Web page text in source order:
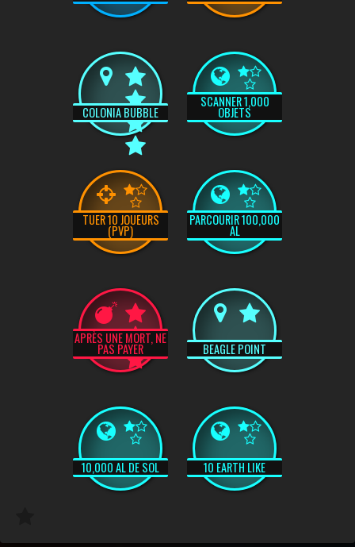
COLONIA BUBBLE
SCANNER 1,000
OBJETS
TUER 10 JOUEURS
(PVP)
PARCOURIR 100,000
AL
APRÈS UNE MORT, NE
PAS PAYER BEAGLE POINT
10,000 AL DE SOL 10 EARTH LIKE